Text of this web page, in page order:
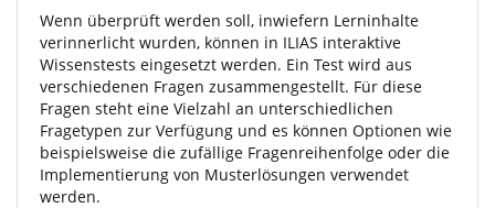
Wenn überprüft werden soll, inwiefern Lerninhalte
verinnerlicht wurden, können in ILIAS interaktive
Wissenstests eingesetzt werden. Ein Test wird aus
verschiedenen Fragen zusammengestellt. Für diese
Fragen steht eine Vielzahl an unterschiedlichen
Fragetypen zur Verfügung und es können Optionen wie
beispielsweise die zufällige Fragenreihenfolge oder die
Implementierung von Musterlösungen verwendet
werden.